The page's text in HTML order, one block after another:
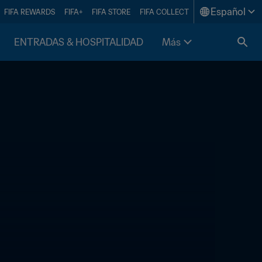
FIFA REWARDS FIFA+ FIFA STORE FIFA COLLECT Español
ENTRADAS & HOSPITALIDAD Más